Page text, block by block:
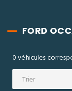
FORD
0 véhicules
Trier